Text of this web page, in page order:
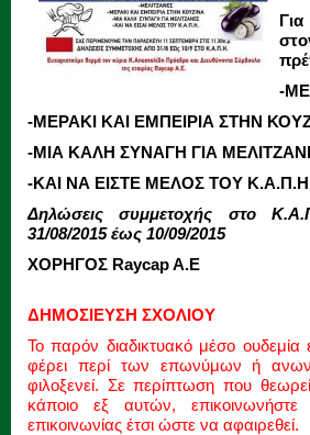
-
-ΜΕΡΑΚΙ ΚΑΙ ΕΜΠΕΙΡΙΑ ΣΤΗΝ
-ΜΙΑ ΚΑΛΗ ΣΥΝΑΓΗ ΓΙΑ
-ΚΑΙ ΝΑ ΕΙΣΤΕ ΜΕΛΟΣ ΤΟΥ
Δηλώσεις συμμετοχής στο
31/08/2015 έως 10/09/2015
ΧΟΡΗΓΟΣ Raycap A.E
ΔΗΜΟΣΙΕΥΣΗ ΣΧΟΛΙΟΥ
Το παρόν διαδικτυακό μέσο
φέρει περί των επωνύμων ή
φιλοξενεί. Σε περίπτωση που
κάποιο εξ αυτών,
επικοινωνίας έτσι ώστε να αφαιρεθεί.